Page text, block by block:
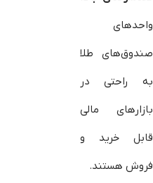
واحدهای
صندوق‌های طلا
به راحتی در
بازارهای مالی
قابل خرید و
فروش هستند.